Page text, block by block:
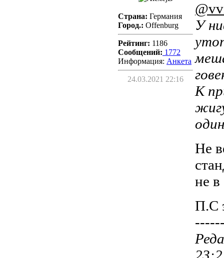
Страна: Германия
Город.: Offenburg
Рейтинг: 1186
Сообщений: 1772
Информация: Aнкета
24.03.2021 22:16
У
К
Не
не в
П.С